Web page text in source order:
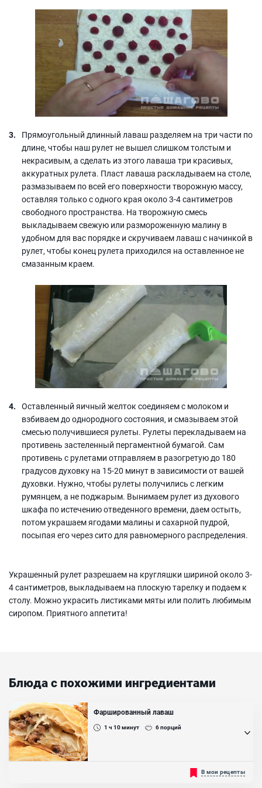
Прямоугольный длинный лаваш разделяем на три части по
длине, чтобы наш рулет не вышел слишком толстым и
некрасивым, а сделать из этого лаваша три красивых,
аккуратных рулета. Пласт лаваша раскладываем на столе,
размазываем по всей его поверхности творожную массу,
оставляя только с одного края около 3-4 сантиметров
свободного пространства. На творожную смесь
выкладываем свежую или размороженную малину в
удобном для вас порядке и скручиваем лаваш с начинкой в
рулет, чтобы конец рулета приходился на оставленное не
смазанным краем.
Оставленный яичный желток соединяем с молоком и
взбиваем до однородного состояния, и смазываем этой
смесью получившиеся рулеты. Рулеты перекладываем на
противень застеленный пергаментной бумагой. Сам
противень с рулетами отправляем в разогретую до 180
градусов духовку на 15-20 минут в зависимости от вашей
духовки. Нужно, чтобы рулеты получились с легким
румянцем, а не поджарым. Вынимаем рулет из духового
шкафа по истечению отведенного времени, даем остыть,
потом украшаем ягодами малины и сахарной пудрой,
посыпая его через сито для равномерного распределения.
Украшенный рулет разрешаем на кругляшки шириной около 3-
4 сантиметров, выкладываем на плоскую тарелку и подаем к
столу. Можно украсить листиками мяты или полить любимым
сиропом. Приятного аппетита!
Блюда с похожими ингредиентами
Фаршированный лаваш
1 ч 10минут 6порций
Для приготовления фаршированного лаваша можно
использовать много различных видов начинок. В данном рецепте
В мои рецепты